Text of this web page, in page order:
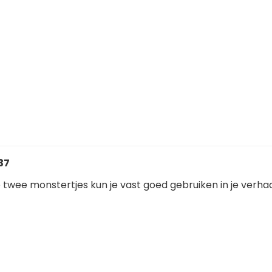
twee monstertjes kun je vast goed gebruiken in je